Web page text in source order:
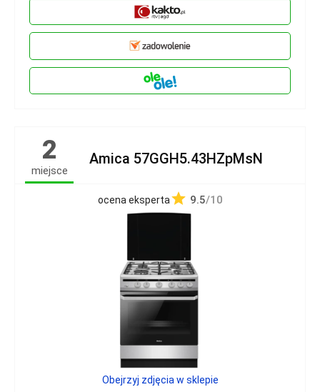
2
miejsce
Amica 57GGH5.43HZpMsN
ocena eksperta 9.5/10
Obejrzyj zdjęcia w sklepie